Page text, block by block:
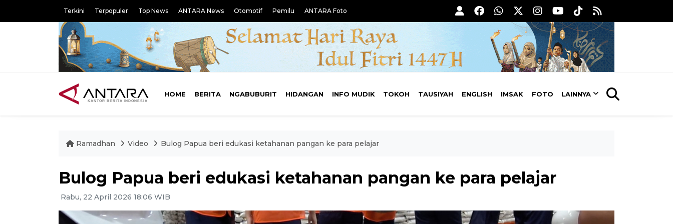
Terkini Terpopuler Top News ANTARA News Otomotif Pemilu ANTARA Foto
HOME BERITA NGABUBURIT HIDANGAN INFO MUDIK TOKOH TAUSIYAH ENGLISH IMSAK FOTO LAINNYA
Ramadhan Video Bulog Papua beri edukasi ketahanan pangan ke para pelajar
Bulog Papua beri edukasi ketahanan pangan ke para pelajar
Rabu, 22 April 2026 18:06 WIB